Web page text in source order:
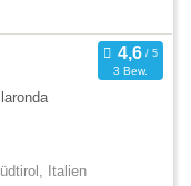
3 Bew.
Italien